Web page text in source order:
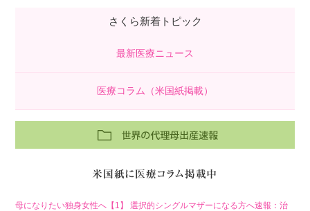
さくら新着トピック
最新医療ニュース
医療コラム（米国紙掲載）
母になりたい独身女性へ【1】 選択的シングルマザーになる方へ速報：治